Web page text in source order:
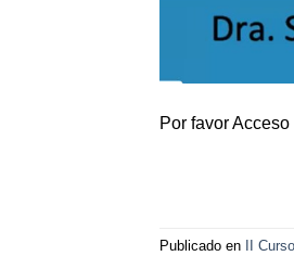
Por favor
Publicado en II